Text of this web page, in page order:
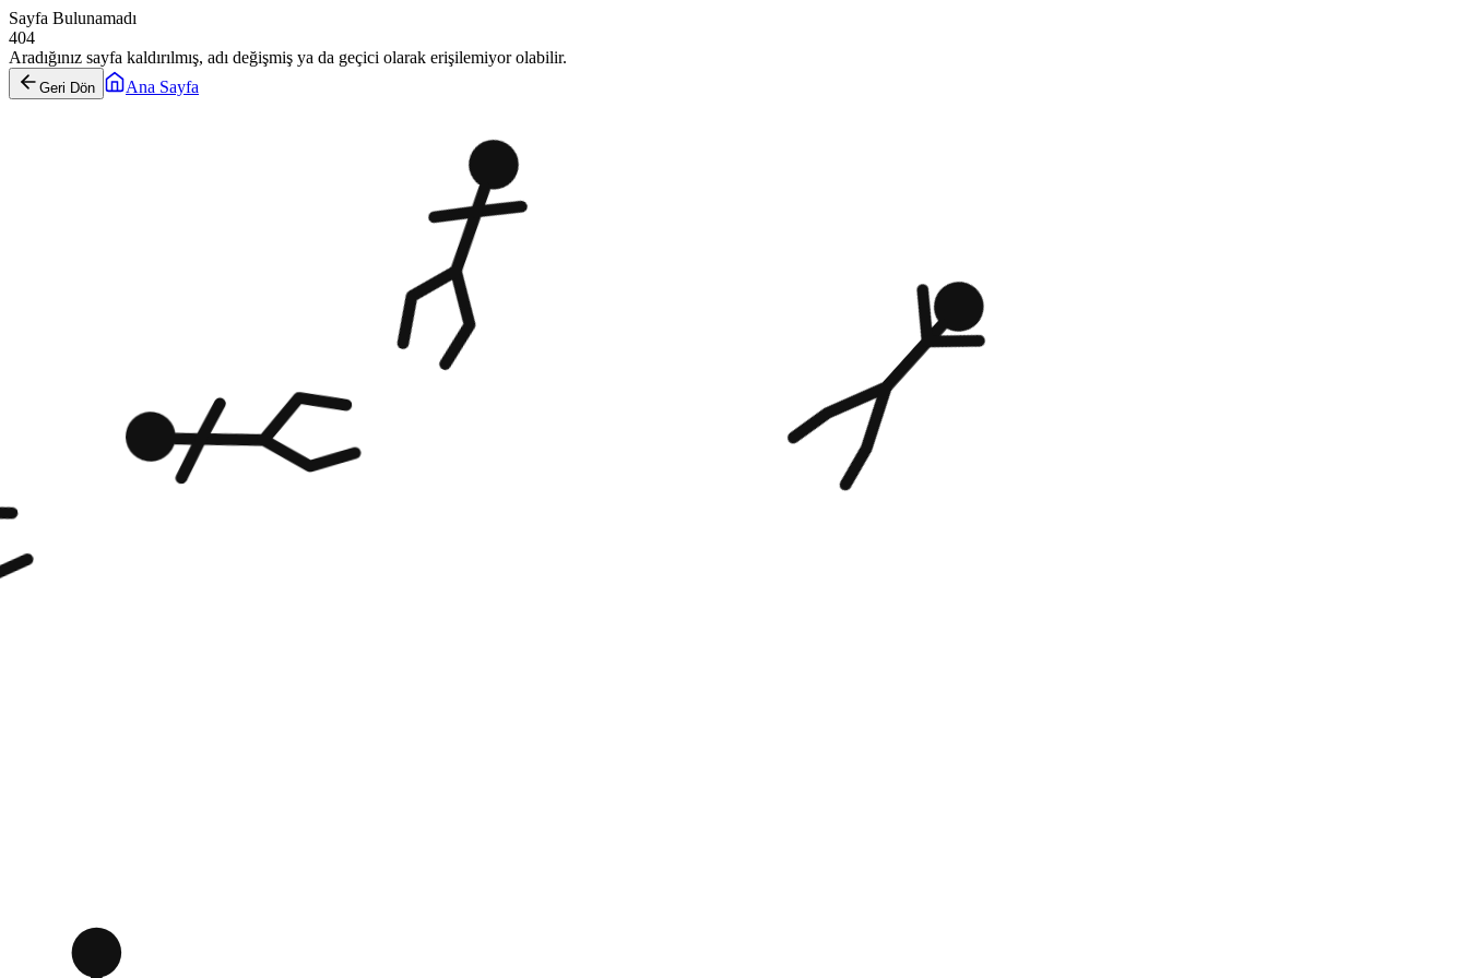
Sayfa Bulunamadı
404
Aradığınız sayfa kaldırılmış, adı değişmiş ya da geçici olarak erişilemiyor olabilir.
Geri Dön Ana Sayfa